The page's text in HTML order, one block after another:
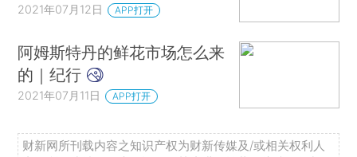
2021年07月12日 APP打开
阿姆斯特丹的鲜花市场怎么来
的｜纪行
2021年07月11日 APP打开
财新网所刊载内容之知识产权为财新传媒及/或相关权利人